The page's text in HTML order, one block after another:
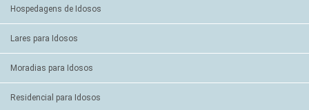
Hospedagens de Idosos
Lares para Idosos
Moradias para Idosos
Residencial para Idosos